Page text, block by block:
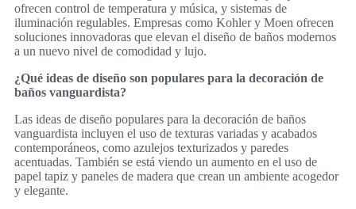
ofrecen control de temperatura y música, y sistemas de
iluminación regulables. Empresas como Kohler y Moen ofrecen
soluciones innovadoras que elevan el diseño de baños modernos
a un nuevo nivel de comodidad y lujo.
¿Qué ideas de diseño son populares para la decoración de
baños vanguardista?
Las ideas de diseño populares para la decoración de baños
vanguardista incluyen el uso de texturas variadas y acabados
contemporáneos, como azulejos texturizados y paredes
acentuadas. También se está viendo un aumento en el uso de
papel tapiz y paneles de madera que crean un ambiente acogedor
y elegante.